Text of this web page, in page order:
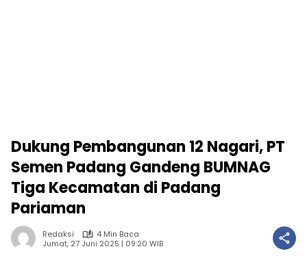
Dukung Pembangunan 12 Nagari, PT
Semen Padang Gandeng BUMNAG
Tiga Kecamatan di Padang
Pariaman
Redaksi
4 Min Baca
Jumat, 27 Juni 2025 | 09:20 WIB